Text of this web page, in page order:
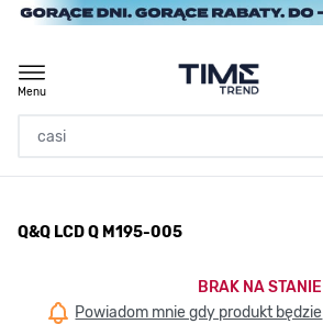
Przejdź do treści
Menu
/ Q&Q LCD Q M195-005
Q&Q LCD Q M195-005
BRAK NA STANIE
Powiadom mnie gdy produkt będzie